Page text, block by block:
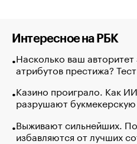
Интересное на РБК
Насколько ваш авторитет
атрибутов престижа?
Казино проиграло. Как
разрушают
Выживают сильнейших.
избавляются от лучших